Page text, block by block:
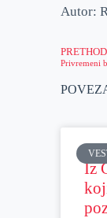
Autor:
Privremeni
Iz